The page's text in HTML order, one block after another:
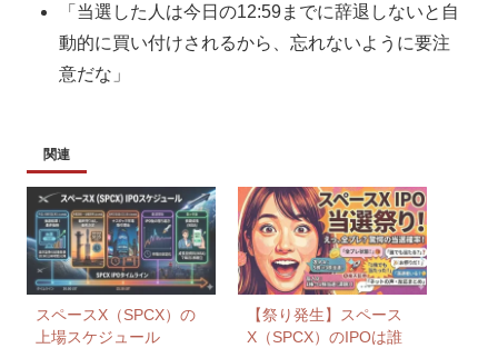
「当選した人は今日の12:59までに辞退しないと自
動的に買い付けされるから、忘れないように要注
意だな」
関連
スペースX（SPCX）の
上場スケジュール
【祭り発生】スペース
X（SPCX）のIPOは誰